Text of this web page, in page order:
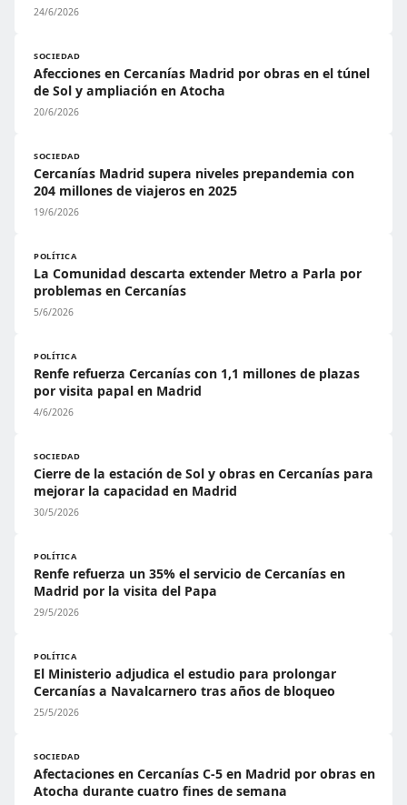
24/6/2026
SOCIEDAD
Afecciones en Cercanías Madrid por obras en el túnel
de Sol y ampliación en Atocha
20/6/2026
SOCIEDAD
Cercanías Madrid supera niveles prepandemia con
204 millones de viajeros en 2025
19/6/2026
POLÍTICA
La Comunidad descarta extender Metro a Parla por
problemas en Cercanías
5/6/2026
POLÍTICA
Renfe refuerza Cercanías con 1,1 millones de plazas
por visita papal en Madrid
4/6/2026
SOCIEDAD
Cierre de la estación de Sol y obras en Cercanías para
mejorar la capacidad en Madrid
30/5/2026
POLÍTICA
Renfe refuerza un 35% el servicio de Cercanías en
Madrid por la visita del Papa
29/5/2026
POLÍTICA
El Ministerio adjudica el estudio para prolongar
Cercanías a Navalcarnero tras años de bloqueo
25/5/2026
SOCIEDAD
Afectaciones en Cercanías C-5 en Madrid por obras en
Atocha durante cuatro fines de semana